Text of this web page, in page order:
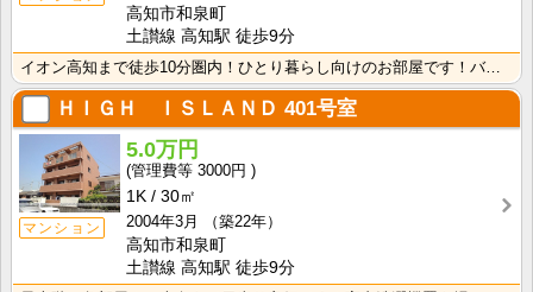
高知市和泉町
土讃線 高知駅 徒歩9分
イオン高知まで徒歩10分圏内！ひとり暮らし向けのお部屋です！バストイレ別なのでゆったり湯船で疲れを癒･･･
ＨＩＧＨ ＩＳＬＡＮＤ 401号室
マンション
5.0万円
3000円
1K
30㎡
2004年3月
（築22年）
高知市和泉町
土讃線 高知駅 徒歩9分